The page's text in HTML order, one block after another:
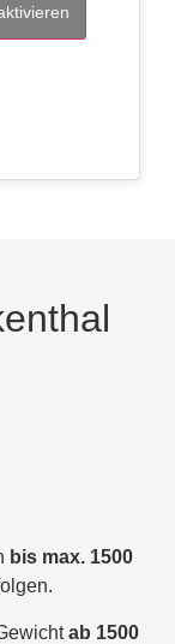
bis max. 1500
ab 1500